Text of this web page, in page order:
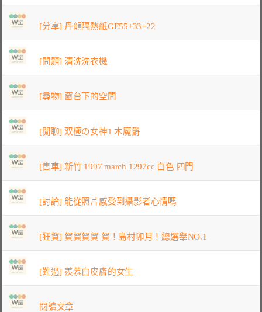
[分享] 丹龍隔熱紙GE55+33+22
[問題] 清洗洗衣機
[尋物] 窗台下的空間
[閒聊] 双極の女神1 木魔爵
[售車] 新竹 1997 march 1297cc 白色 四門
[討論] 能從照片感受到攝影者心情嗎
[狂賀] 賀賀賀賀 賀！島村卯月！總選舉NO.1
[難過] 羨慕白皮膚的女生
閱讀文章